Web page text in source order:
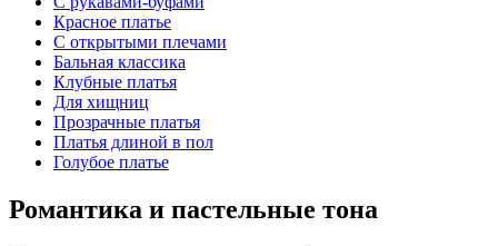
Красное платье
С открытыми плечами
Бальная классика
Клубные платья
Для хищниц
Прозрачные платья
Платья длиной в пол
Голубое платье
Романтика и пастельные тона